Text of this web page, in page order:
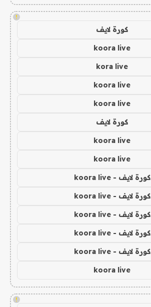
!
كورة لايف
koora live
kora live
koora live
koora live
كورة لايف
koora live
koora live
كورة لايف - koora live
كورة لايف - koora live
كورة لايف - koora live
كورة لايف - koora live
كورة لايف - koora live
koora live
!